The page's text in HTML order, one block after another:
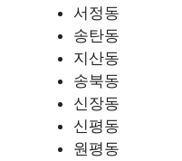
서정동
송탄동
지산동
송북동
신장동
신평동
원평동